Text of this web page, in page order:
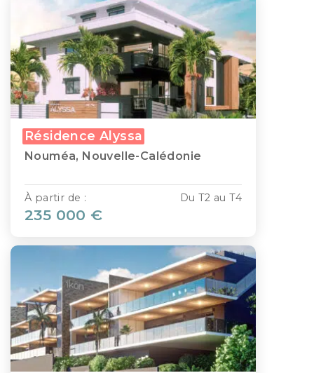
Résidence Alyssa
Nouméa, Nouvelle-Calédonie
Du T2 au T4
À partir de :
235 000 €